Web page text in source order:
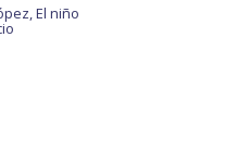
El niño